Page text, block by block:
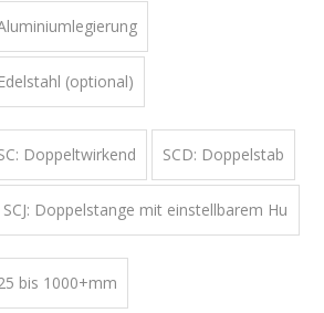
Edelstahl (optional)
Doppeltwirkend SCD: Doppelstab
SCJ: Doppelstange mit einstellbarem Hu
bis 1000+mm